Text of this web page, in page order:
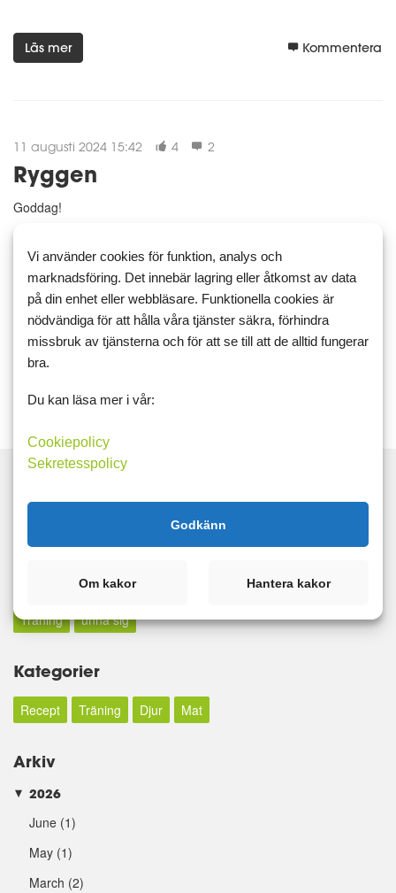
Läs mer Kommentera
11 augusti 2024 15:42 4 2
Ryggen
Goddag!
kunnat göra så mycket. Var hemma onsdag-fredag. Fick en
låsning I högersida under revben. Lite stel i nacke och
skulderblad. Var till kiropraktor och skall dit på nytt igen i m...
Läs mer
Träning unna sig
Kategorier
Recept Träning Djur Mat
Arkiv
► 2026
June (1)
May (1)
March (2)
Vi använder cookies för funktion, analys och
marknadsföring. Det innebär lagring eller åtkomst av data
på din enhet eller webbläsare. Funktionella cookies är
nödvändiga för att hålla våra tjänster säkra, förhindra
missbruk av tjänsterna och för att se till att de alltid fungerar
bra.
Du kan läsa mer i vår:
Cookiepolicy
Sekretesspolicy
Godkänn
Om kakor Hantera kakor